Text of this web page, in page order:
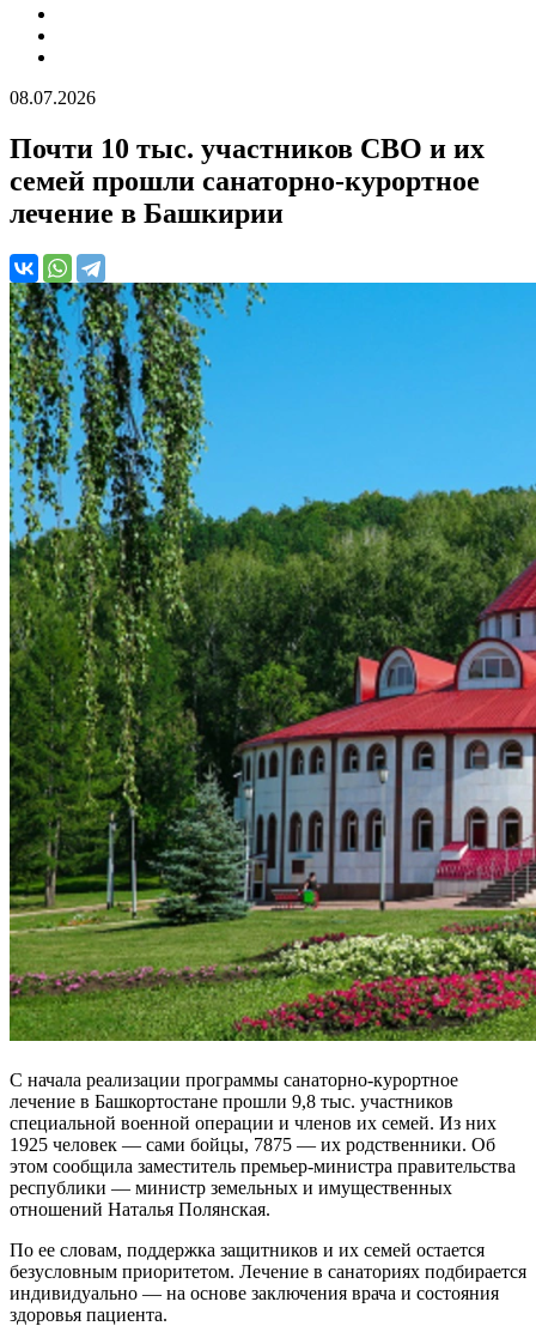
08.07.2026
Почти 10 тыс. участников СВО и их
семей прошли санаторно-курортное
лечение в Башкирии
С начала реализации программы санаторно-курортное
лечение в Башкортостане прошли 9,8 тыс. участников
специальной военной операции и членов их семей. Из них
1925 человек — сами бойцы, 7875 — их родственники. Об
этом сообщила заместитель премьер-министра правительства
республики — министр земельных и имущественных
отношений Наталья Полянская.
По ее словам, поддержка защитников и их семей остается
безусловным приоритетом. Лечение в санаториях подбирается
индивидуально — на основе заключения врача и состояния
здоровья пациента.